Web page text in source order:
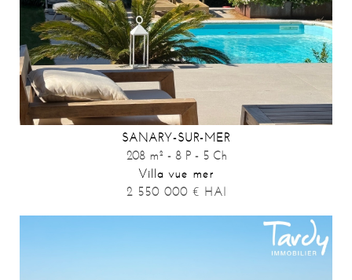
SANARY-SUR-MER
208 m² - 8 P - 5 Ch
Villa vue mer
2 550 000 € HAI